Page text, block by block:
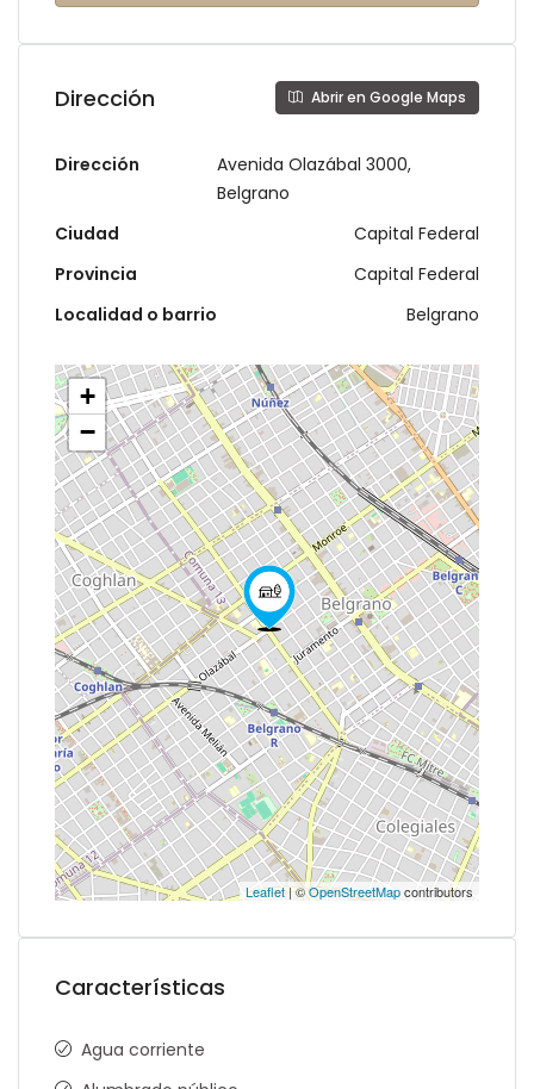
Dirección Abrir en Google Maps
Dirección
Avenida Olazábal 3000,
Belgrano
Ciudad
Capital Federal
Provincia
Capital Federal
Localidad o barrio
Belgrano
+
−
Leaflet| ©OpenStreetMapcontributors
Características
Agua corriente